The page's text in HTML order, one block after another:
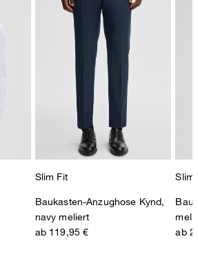
Slim Fit
Baukasten-Anzughose Kynd,
navy meliert
ab 119,95 €
Slim
ab